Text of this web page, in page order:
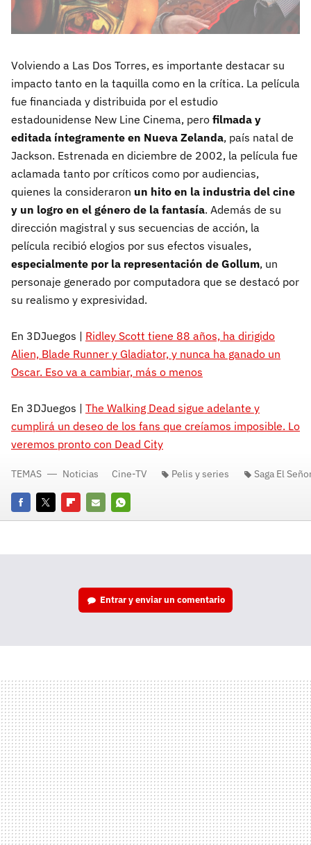
Volviendo a Las Dos Torres, es importante destacar su
impacto tanto en la taquilla como en la crítica. La película
fue financiada y distribuida por el estudio
estadounidense New Line Cinema, pero filmada y
editada íntegramente en Nueva Zelanda, país natal de
Jackson. Estrenada en diciembre de 2002, la película fue
aclamada tanto por críticos como por audiencias,
quienes la consideraron un hito en la industria del cine
y un logro en el género de la fantasía. Además de su
dirección magistral y sus secuencias de acción, la
película recibió elogios por sus efectos visuales,
especialmente por la representación de Gollum, un
personaje generado por computadora que se destacó por
su realismo y expresividad.
En 3DJuegos | Ridley Scott tiene 88 años, ha dirigido
Alien, Blade Runner y Gladiator, y nunca ha ganado un
Oscar. Eso va a cambiar, más o menos
En 3DJuegos | The Walking Dead sigue adelante y
cumplirá un deseo de los fans que creíamos imposible. Lo
veremos pronto con Dead City
FacebookTwitterFlipboard
E-
Whatsapp
TEMAS Noticias Cine-TV Pelis y series Saga El
Entrar y enviar un comentario